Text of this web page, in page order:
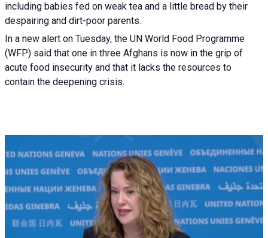
including babies fed on weak tea and a little bread by their
despairing and dirt-poor parents.
In a new alert on Tuesday, the UN World Food Programme
(WFP) said that one in three Afghans is now in the grip of
acute food insecurity and that it lacks the resources to
contain the deepening crisis.